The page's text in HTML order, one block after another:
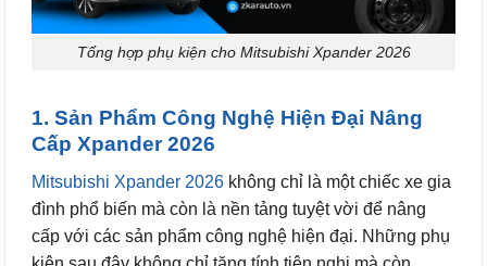
Tổng hợp phụ kiện cho Mitsubishi Xpander 2026
1. Sản Phẩm Công Nghệ Hiện Đại Nâng
Cấp Xpander 2026
Mitsubishi Xpander 2026 không chỉ là một chiếc xe gia
đình phổ biến mà còn là nền tảng tuyệt vời để nâng
cấp với các sản phẩm công nghệ hiện đại. Những phụ